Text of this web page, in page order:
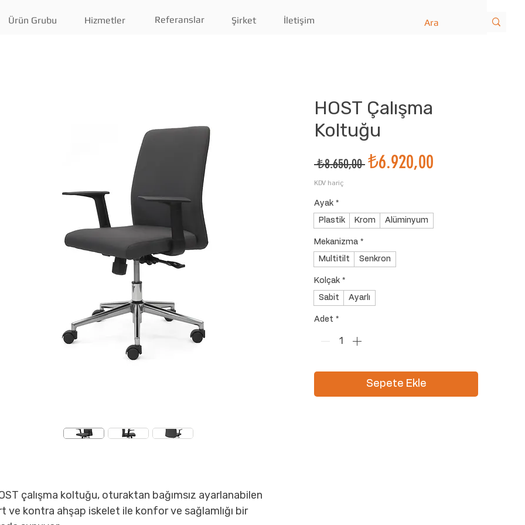
Ürün Grubu Hizmetler Referanslar Şirket İletişim
HOST Çalışma
Koltuğu
₺8.650,00 Normal
₺6.920,00
KDV hariç
Ayak *
Plastik Krom Alüminyum
Mekanizma *
Multitilt Senkron
Kolçak *
Sabit Ayarlı
Adet *
Sepete Ekle
çalışma koltuğu, oturaktan bağımsız ayarlanabilen
ve kontra ahşap iskelet ile konfor ve sağlamlığı bir